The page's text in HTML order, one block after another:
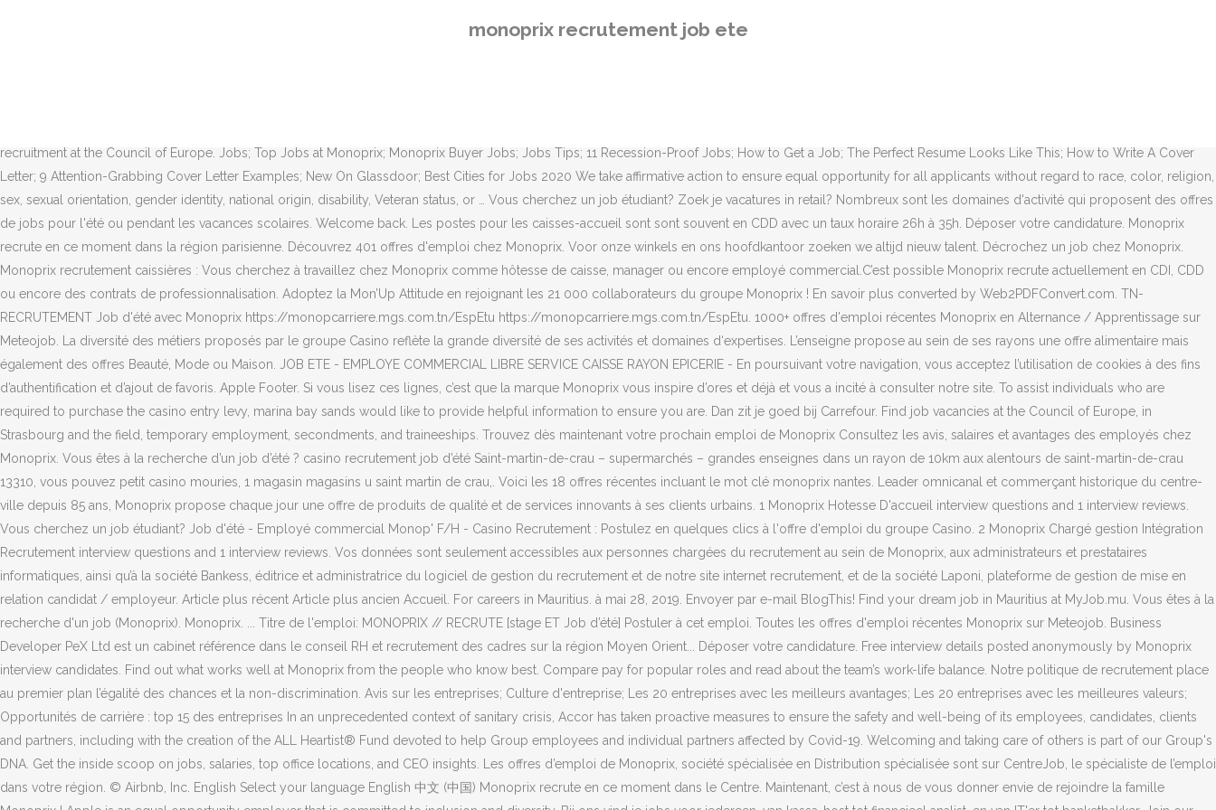
monoprix recrutement job ete
Wilhems, Port Louis, Black River and more. Le site de L'Etudiant vous propose des milliers d'offres de stages, jobs étudiants, emploi en alternance à pourvoir très rapidement. Le réseau Information Jeunesse
recruitment at the Council of Europe. Jobs; Top Jobs at Monoprix; Monoprix Buyer Jobs; Jobs Tips; 11 Recession-Proof Jobs; How to Get a Job; The Perfect Resume Looks Like This; How to Write A Cover
Letter; 9 Attention-Grabbing Cover Letter Examples; New On Glassdoor; Best Cities for Jobs 2020 We take affirmative action to ensure equal opportunity for all applicants without regard to race, color, religion,
sex, sexual orientation, gender identity, national origin, disability, Veteran status, or … Vous cherchez un job étudiant? Zoek je vacatures in retail? Nombreux sont les domaines d'activité qui proposent des offres
de jobs pour l'été ou pendant les vacances scolaires. Welcome back. Les postes pour les caisses-accueil sont sont souvent en CDD avec un taux horaire 26h à 35h. Déposer votre candidature. Monoprix
recrute en ce moment dans la région parisienne. Découvrez 401 offres d'emploi chez Monoprix. Voor onze winkels en ons hoofdkantoor zoeken we altijd nieuw talent. Décrochez un job chez Monoprix.
Monoprix recrutement caissières : Vous cherchez à travaillez chez Monoprix comme hôtesse de caisse, manager ou encore employé commercial.C’est possible Monoprix recrute actuellement en CDI, CDD
ou encore des contrats de professionnalisation. Adoptez la Mon’Up Attitude en rejoignant les 21 000 collaborateurs du groupe Monoprix ! En savoir plus converted by Web2PDFConvert.com. TN-
RECRUTEMENT Job d'été avec Monoprix https://monopcarriere.mgs.com.tn/EspEtu https://monopcarriere.mgs.com.tn/EspEtu. 1000+ offres d'emploi récentes Monoprix en Alternance / Apprentissage sur
Meteojob. La diversité des métiers proposés par le groupe Casino reflète la grande diversité de ses activités et domaines d‘expertises. L’enseigne propose au sein de ses rayons une offre alimentaire mais
également des offres Beauté, Mode ou Maison. JOB ETE - EMPLOYE COMMERCIAL LIBRE SERVICE CAISSE RAYON EPICERIE - En poursuivant votre navigation, vous acceptez l’utilisation de cookies à des fins
d’authentification et d’ajout de favoris. Apple Footer. Si vous lisez ces lignes, c’est que la marque Monoprix vous inspire d’ores et déjà et vous a incité à consulter notre site. To assist individuals who are
required to purchase the casino entry levy, marina bay sands would like to provide helpful information to ensure you are. Dan zit je goed bij Carrefour. Find job vacancies at the Council of Europe, in
Strasbourg and the field, temporary employment, secondments, and traineeships. Trouvez dès maintenant votre prochain emploi de Monoprix Consultez les avis, salaires et avantages des employés chez
Monoprix. Vous êtes à la recherche d’un job d’été ? casino recrutement job d’été Saint-martin-de-crau – supermarchés – grandes enseignes dans un rayon de 10km aux alentours de saint-martin-de-crau
13310, vous pouvez petit casino mouries, 1 magasin magasins u saint martin de crau,. Voici les 18 offres récentes incluant le mot clé monoprix nantes. Leader omnicanal et commerçant historique du centre-
ville depuis 85 ans, Monoprix propose chaque jour une offre de produits de qualité et de services innovants à ses clients urbains. 1 Monoprix Hotesse D'accueil interview questions and 1 interview reviews.
Vous cherchez un job étudiant? Job d'été - Employé commercial Monop' F/H - Casino Recrutement : Postulez en quelques clics à l'offre d'emploi du groupe Casino. 2 Monoprix Chargé gestion Intégration
Recrutement interview questions and 1 interview reviews. Vos données sont seulement accessibles aux personnes chargées du recrutement au sein de Monoprix, aux administrateurs et prestataires
informatiques, ainsi qu’à la société Bankess, éditrice et administratrice du logiciel de gestion du recrutement et de notre site internet recrutement, et de la société Laponi, plateforme de gestion de mise en
relation candidat / employeur. Article plus récent Article plus ancien Accueil. For careers in Mauritius. à mai 28, 2019. Envoyer par e-mail BlogThis! Find your dream job in Mauritius at MyJob.mu. Vous êtes à la
recherche d'un job (Monoprix). Monoprix. ... Titre de l'emploi: MONOPRIX // RECRUTE [stage ET Job d’été] Postuler à cet emploi. Toutes les offres d'emploi récentes Monoprix sur Meteojob. Business
Developer PeX Ltd est un cabinet référence dans le conseil RH et recrutement des cadres sur la région Moyen Orient... Déposer votre candidature. Free interview details posted anonymously by Monoprix
interview candidates. Find out what works well at Monoprix from the people who know best. Compare pay for popular roles and read about the team’s work-life balance. Notre politique de recrutement place
au premier plan l’égalité des chances et la non-discrimination. Avis sur les entreprises; Culture d'entreprise; Les 20 entreprises avec les meilleurs avantages; Les 20 entreprises avec les meilleures valeurs;
Opportunités de carrière : top 15 des entreprises In an unprecedented context of sanitary crisis, Accor has taken proactive measures to ensure the safety and well-being of its employees, candidates, clients
and partners, including with the creation of the ALL Heartist® Fund devoted to help Group employees and individual partners affected by Covid-19. Welcoming and taking care of others is part of our Group's
DNA. Get the inside scoop on jobs, salaries, top office locations, and CEO insights. Les offres d’emploi de Monoprix, société spécialisée en Distribution spécialisée sont sur CentreJob, le spécialiste de l’emploi
dans votre région. © Airbnb, Inc. English Select your language English 中文 (中国) Monoprix recrute en ce moment dans le Centre. Maintenant, c’est à nous de vous donner envie de rejoindre la famille